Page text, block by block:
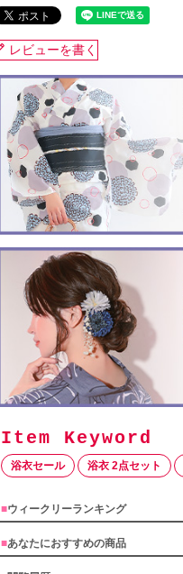
レビューを書く
浴衣セール 浴衣 2点セット
■ウィークリーランキング
■あなたにおすすめの商品